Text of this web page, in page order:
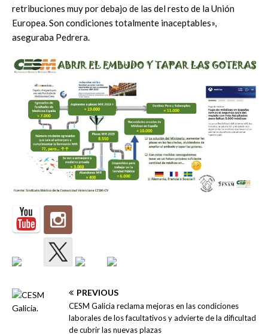
retribuciones muy por debajo de las del resto de la Unión
Europea. Son condiciones totalmente inaceptables»,
aseguraba Pedrera.
PREVIOUS
CESM Galicia reclama mejoras en las condiciones
laborales de los facultativos y advierte de la dificultad
de cubrir las nuevas plazas